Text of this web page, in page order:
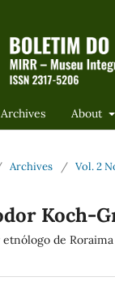
Archives About
Archives / Vol. 2
Koch-
de Roraima